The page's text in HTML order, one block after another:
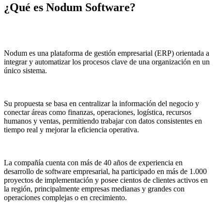
¿Qué es Nodum Software?
Nodum es una plataforma de gestión empresarial (ERP) orientada a
integrar y automatizar los procesos clave de una organización en un
único sistema.
Su propuesta se basa en centralizar la información del negocio y
conectar áreas como finanzas, operaciones, logística, recursos
humanos y ventas, permitiendo trabajar con datos consistentes en
tiempo real y mejorar la eficiencia operativa.
La compañía cuenta con más de 40 años de experiencia en
desarrollo de software empresarial, ha participado en más de 1.000
proyectos de implementación y posee cientos de clientes activos en
la región, principalmente empresas medianas y grandes con
operaciones complejas o en crecimiento.